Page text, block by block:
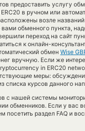
предоставить услугу
в ручном или
возле
обменного пункта,
переход на сайт
к онлайн-
обмен Wise
вручную. Если же
in ERC20
меры:
списка курсов данного
с нашей системы
обменников. Если у вас
раздел FAQ и